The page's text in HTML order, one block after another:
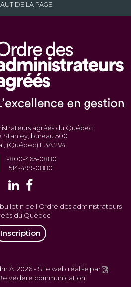
DE LA PAGE
agréés du Québec
Stanley, bureau 500
(Québec) H3A 2V4
1-800-465-0880
514-499-0880
de l’Ordre des administrateurs
du Québec
Inscription
2026 - Site web réalisé par
communication